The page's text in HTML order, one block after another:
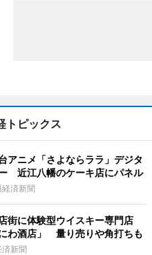
トピックス
アニメ「さよならララ」デジタ
近江八幡のケーキ店にパネル
済新聞
街に体験型ウイスキー専門店
にわ酒店」 量り売りや角打ちも
新聞